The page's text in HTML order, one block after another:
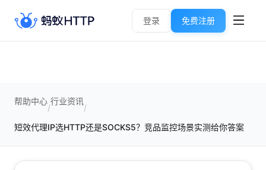
登录 免费注册
帮助中心
/
行业资讯
/
短效代理IP选HTTP还是SOCKS5？竞品监控场景实测给你答案